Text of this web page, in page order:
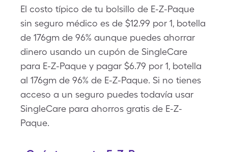
El costo típico de tu bolsillo de E-Z-Paque
sin seguro médico es de $12.99 por 1, botella
de 176gm de 96% aunque puedes ahorrar
dinero usando un cupón de SingleCare
para E-Z-Paque y pagar $6.79 por 1, botella
al 176gm de 96% de E-Z-Paque. Si no tienes
acceso a un seguro puedes todavía usar
SingleCare para ahorros gratis de E-Z-
Paque.